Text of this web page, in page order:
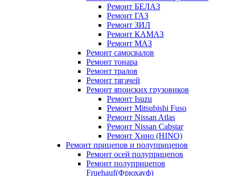
Ремонт БЕЛАЗ
Ремонт ГАЗ
Ремонт ЗИЛ
Ремонт КАМАЗ
Ремонт МАЗ
Ремонт самосвалов
Ремонт тонара
Ремонт тралов
Ремонт тягачей
Ремонт японских грузовиков
Ремонт Isuzu
Ремонт Mitsubishi Fuso
Ремонт Nissan Atlas
Ремонт Nissan Cabstar
Ремонт Хино (HINO)
Ремонт прицепов и полуприцепов
Ремонт осей полуприцепов
Ремонт полуприцепов
Fruehauf(Фрюхауф)